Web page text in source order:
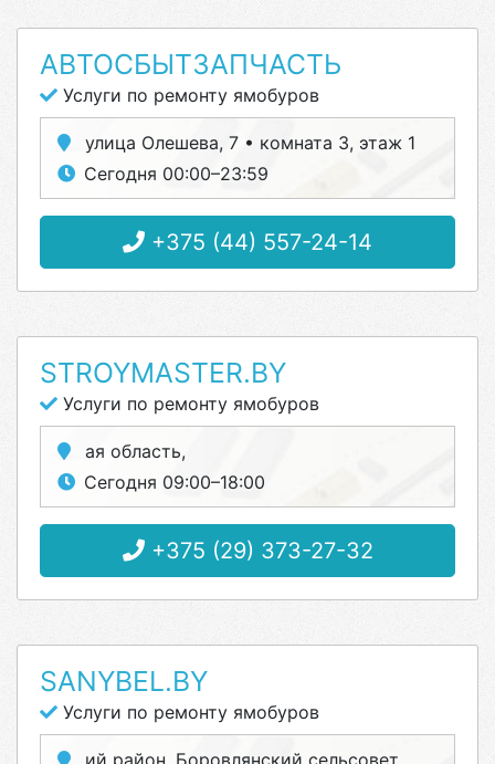
АВТОСБЫТЗАПЧАСТЬ
Услуги по ремонту ямобуров
улица Олешева, 7 • комната 3, этаж 1
Сегодня 00:00–23:59
+375 (44) 557-24-14
STROYMASTER.BY
Услуги по ремонту ямобуров
ая область,
Сегодня 09:00–18:00
+375 (29) 373-27-32
SANYBEL.BY
Услуги по ремонту ямобуров
ий район, Боровлянский сельсовет,